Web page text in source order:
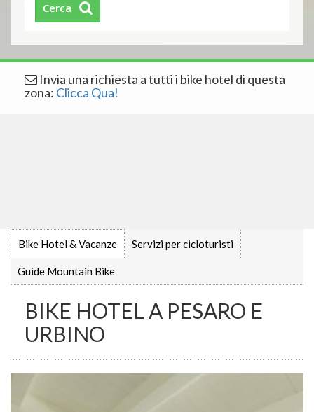
Cerca
Invia una richiesta a tutti i bike hotel di questa
zona: Clicca Qua!
Bike Hotel & Vacanze Servizi per cicloturisti
Guide Mountain Bike
BIKE HOTEL A PESARO E
URBINO